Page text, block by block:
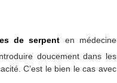
de serpent en médecine
doucement dans les
C’est le bien le cas avec